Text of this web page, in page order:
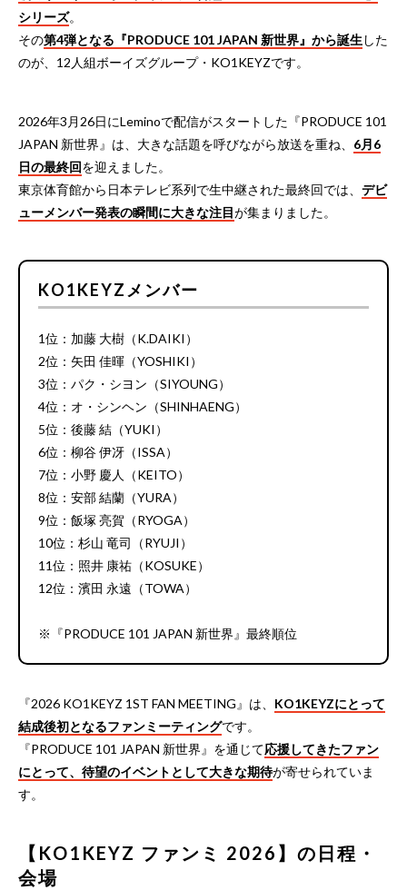
シリーズ。
その第4弾となる『PRODUCE 101 JAPAN 新世界』から誕生 した
のが、12人組ボーイズグループ・KO1KEYZです。
2026年3月26日にLeminoで配信がスタートした『PRODUCE 101
JAPAN 新世界』は、大きな話題を呼びながら放送を重ね、 6月6
日の最終回を迎えました。
東京体育館から日本テレビ系列で生中継された最終回では、 デビ
ューメンバー発表の瞬間に大きな注目が集まりました。
KO1KEYZメンバー
1位：加藤 大樹（K.DAIKI）
2位：矢田 佳暉（YOSHIKI）
3位：パク・シヨン（SIYOUNG）
4位：オ・シンヘン（SHINHAENG）
5位：後藤 結（YUKI）
6位：柳谷 伊冴（ISSA）
7位：小野 慶人（KEITO）
8位：安部 結蘭（YURA）
9位：飯塚 亮賀（RYOGA）
10位：杉山 竜司（RYUJI）
11位：照井 康祐（KOSUKE）
12位：濱田 永遠（TOWA）
※『PRODUCE 101 JAPAN 新世界』最終順位
『2026 KO1KEYZ 1ST FAN MEETING』は、 KO1KEYZにとって
結成後初となるファンミーティングです。
『PRODUCE 101 JAPAN 新世界』を通じて応援してきたファン
にとって、待望のイベントとして大きな期待が寄せられていま
す。
【KO1KEYZ ファンミ 2026】の日程・
会場